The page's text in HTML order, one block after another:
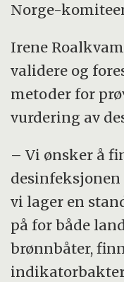
Norge-
Irene
validere og
metoder for
vurdering av
– Vi ønsker å
vi lager en
på for både
brønnbåter,